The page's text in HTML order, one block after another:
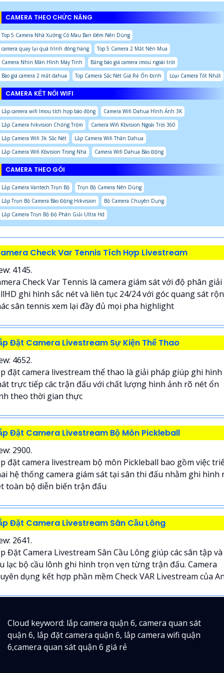
CAMERA THEO CHỨC NĂNG
Top 5 Camera Nhà Xưởng Có Màu Ban Đêm Nên Dùng
camera quay lại quá trình đóng hàng
Top 5 Camera 2 Mắt Nên Mua
Camera Nhìn Màn Hình Máy Tính
Bảng báo giá camera imou ngoài trời
Báo giá camera 2 mắt dahua
Top Camera Sắc Nét Giá Rẻ Ổn Định Loại Camera Tốt Nhất
CAMERA KẾT NỐI WIFI
Lắp camera wifi Imou tích hợp báo động
Camera Wifi Dahua Hình Ảnh 3K
Lắp Camera hikvision Chống Trộm
Camera Wifi Kbvision Ngoài Trời 360
Lắp Camera Wifi 3k Sắc Nét
Lắp Camera Wifi Thân Dahua
Lắp Camera Wifi Kbvision Trong Nhà
Camera Wifi Dahua Báo Động
CAMERA THEO GÓI
Lắp Camera Vantech Trọn Bộ
Trọn Bộ Camera Nên Dùng
Lắp Trọn Bộ Camera Báo Động Hikvision
Bộ Camera Chuyên Dụng
Lắp Camera Trọn Bộ Độ Phân Giải Ultra Hd
Check Var Tennis Tích Hợp Livestream
4145.
Check Var Tennis là camera giám sát với độ phân giải
ghi hình sắc nét và liên tục 24/24 với góc quang sát
sân tennis xem lại đầy đủ mọi pha highlight
Đặt Camera Livestream Sự Kiện Thể Thao
4652.
đặt camera livestream thể thao là giải pháp giúp ghi hình
trực tiếp các trận đấu với chất lượng hình ảnh rõ nét ổn
theo thời gian thực
Đặt Camera Livestream Bộ Môn Pickleball
2900.
đặt camera livestream bộ môn Pickleball bao gồm việc
hệ thống camera giám sát tại sân thi đấu nhằm ghi hình
toàn bộ diễn biến trận đấu
Đặt Camera Livestream Sân Cầu Lông
2641.
Đặt Camera Livestream Sân Cầu Lông giúp các sân tập và
lạc bộ cầu lônh ghi hình trọn vẹn từng trận đấu. Camera
dụng kết hợp phần mềm Check VAR Livestream của
Cloud keyword: lắp camera quận 6, camera quan sát
quận 6, lắp đặt camera quận 6, lắp camera wifi quận
6,camera quan sát quận 6 giá rẻ